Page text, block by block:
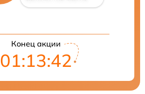
Конец акции
01:13:41